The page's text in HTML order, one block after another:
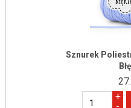
Sznurek
+